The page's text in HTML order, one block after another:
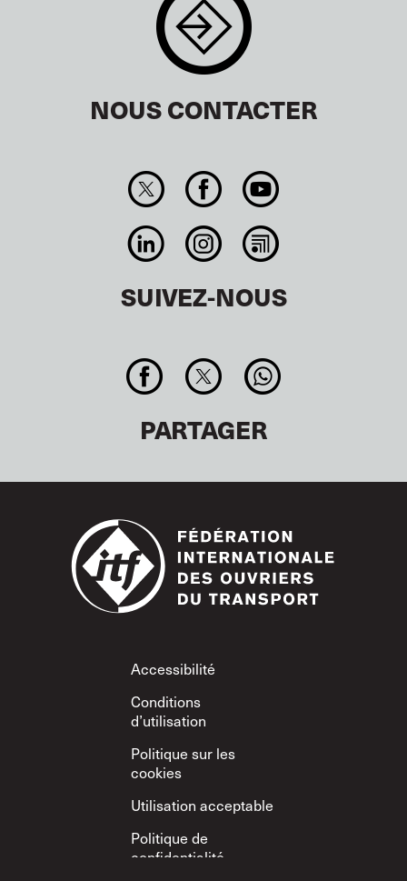
NOUS CONTACTER
SUIVEZ-NOUS
PARTAGER
Footer
Accessibilité
Conditions
d’utilisation
Politique sur les
cookies
Utilisation acceptable
Politique de
confidentialité